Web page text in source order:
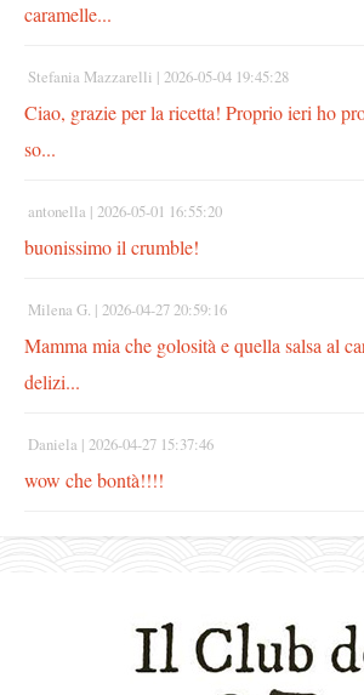
caramelle...
Stefania Mazzarelli | 2026-05-04 19:45:28
Ciao, grazie per la ricetta! Proprio ieri ho
so...
antonella | 2026-05-01 16:55:20
buonissimo il crumble!
Milena G. | 2026-04-27 20:59:16
Mamma mia che golosità e quella salsa al
delizi...
Daniela | 2026-04-27 15:37:46
wow che bontà!!!!